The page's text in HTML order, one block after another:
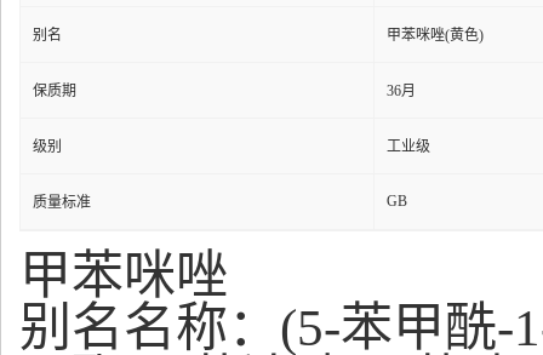
别名 甲苯咪唑(黄色)
保质期 36月
级别 工业级
质量标准 GB
甲苯咪唑
别名名称：(5-苯甲酰-